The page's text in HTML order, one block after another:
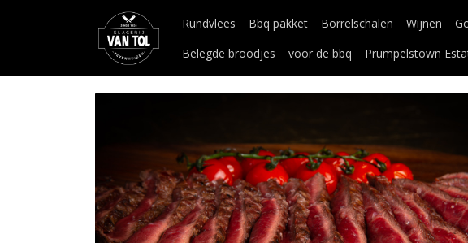
Rundvlees Bbq pakket Borrelschalen Wijnen
Belegde broodjes
voor de bbq Prumpelstown